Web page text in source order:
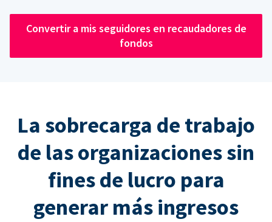
Convertir a mis seguidores en recaudadores de
fondos
La sobrecarga de trabajo
de las organizaciones sin
fines de lucro para
generar más ingresos